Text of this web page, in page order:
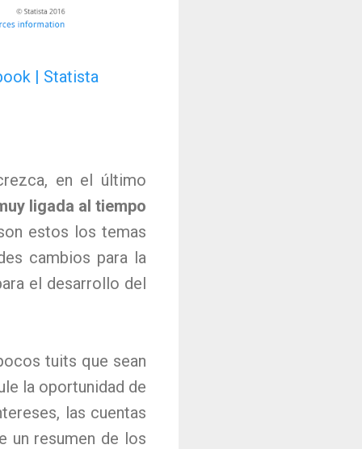
en el último
ligada al tiempo
estos los temas
cambios para la
el desarrollo del
tuits que sean
la oportunidad de
las cuentas
un resumen de los